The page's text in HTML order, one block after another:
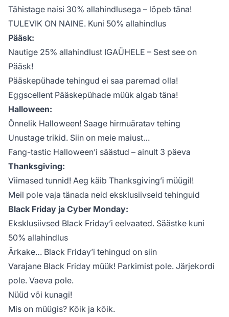
Tähistage naisi 30% allahindlusega – lõpeb täna!
TULEVIK ON NAINE. Kuni 50% allahindlus
Pääsk:
Nautige 25% allahindlust IGAÜHELE – Sest see on
Pääsk!
Pääskepühade tehingud ei saa paremad olla!
Eggscellent Pääskepühade müük algab täna!
Halloween:
Õnnelik Halloween! Saage hirmuäratav tehing
Unustage trikid. Siin on meie maiust…
Fang-tastic Halloween’i säästud – ainult 3 päeva
Thanksgiving:
Viimased tunnid! Aeg käib Thanksgiving’i müügil!
Meil pole vaja tänada neid eksklusiivseid tehinguid
Black Friday ja Cyber Monday:
Eksklusiivsed Black Friday’i eelvaated. Säästke kuni
50% allahindlus
Ärkake… Black Friday’i tehingud on siin
Varajane Black Friday müük! Parkimist pole. Järjekordi
pole. Vaeva pole.
Nüüd või kunagi!
Mis on müügis? Kõik ja kõik.